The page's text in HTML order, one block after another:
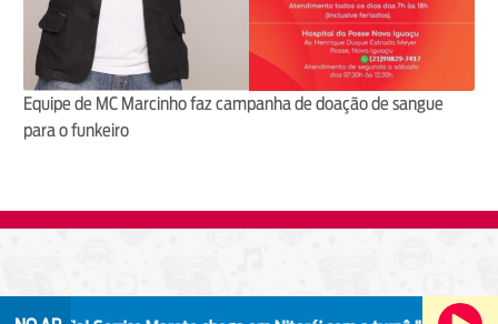
Equipe de MC Marcinho faz campanha de doação de sangue
para o funkeiro